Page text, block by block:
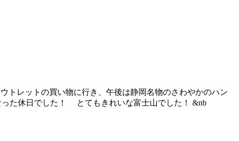
トレットの買い物に行き、午後は静岡名物のさわやかのハン
った休日でした！ とてもきれいな富士山でした！ &nb